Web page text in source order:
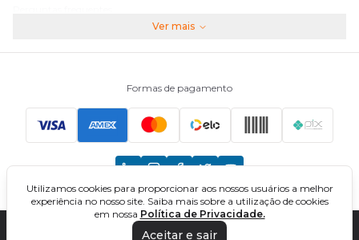
Principais Concursos
CNU
TCU
Ver mais
Formas de pagamento
DIREÇÃO CONCURSOS - CURSOS ONLINE PARA CONCURSOS. TODOS OS
Utilizamos cookies para proporcionar aos nossos usuários a melhor
experiência no nosso site. Saiba mais sobre a utilização de cookies
em nossa Política de Privacidade.
Aceitar e sair